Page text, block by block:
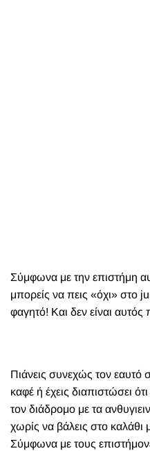
Σύμφωνα με την επιστήμη
μπορείς να πεις «όχι» στο
φαγητό! Και δεν είναι αυτός
Πιάνεις συνεχώς τον εαυτό
καφέ ή έχεις διαπιστώσει
τον διάδρομο με τα
χωρίς να βάλεις στο καλάθι
Σύμφωνα με τους